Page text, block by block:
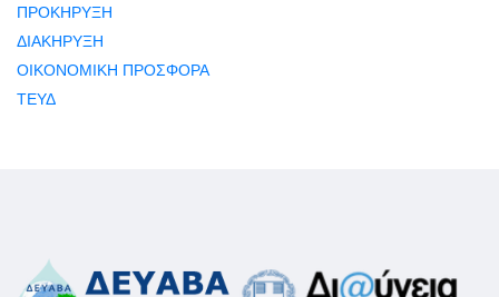
ΠΡΟΚΗΡΥΞΗ
ΔΙΑΚΗΡΥΞΗ
ΟΙΚΟΝΟΜΙΚΗ ΠΡΟΣΦΟΡΑ
ΤΕΥΔ